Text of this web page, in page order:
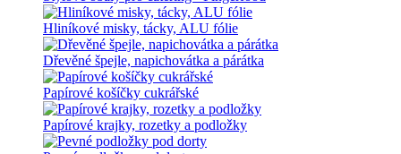
Hliníkové misky, tácky, ALU fólie
Dřevěné špejle, napichovátka a párátka
Papírové košíčky cukrářské
Papírové krajky, rozetky a podložky